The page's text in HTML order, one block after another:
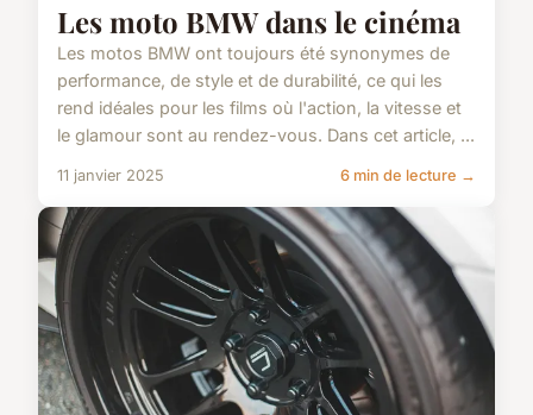
Les moto BMW dans le cinéma
Les motos BMW ont toujours été synonymes de
performance, de style et de durabilité, ce qui les
rend idéales pour les films où l'action, la vitesse et
le glamour sont au rendez-vous. Dans cet article, ...
11 janvier 2025 6 min de lecture →